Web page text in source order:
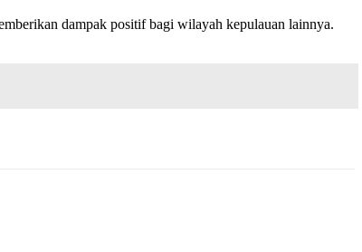
dampak positif bagi wilayah kepulauan lainnya.